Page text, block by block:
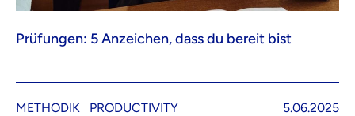
Prüfungen: 5 Anzeichen, dass du bereit bist
METHODIK PRODUCTIVITY 5.06.2025